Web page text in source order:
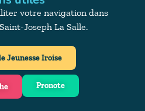
votre navigation dans
Joseph La Salle.
Jeunesse Iroise
Pronote